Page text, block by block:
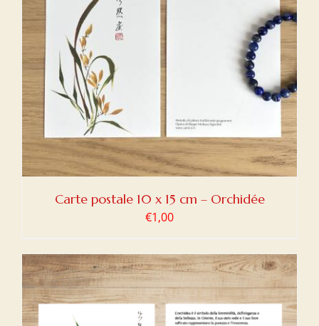
Carte postale 10 x 15 cm – Orchidée
€1,00